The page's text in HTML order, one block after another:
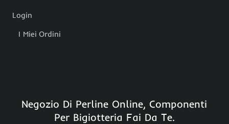
Login
I Miei Ordini
Negozio Di Perline Online, Componenti
Per Bigiotteria Fai Da Te.